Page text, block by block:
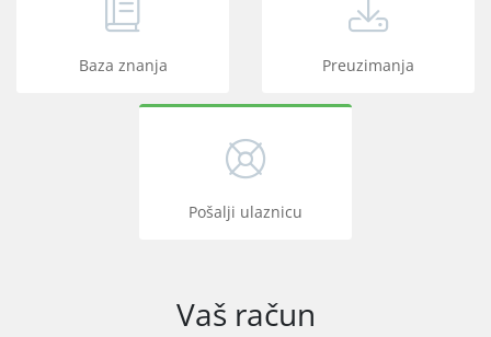
Baza znanja Preuzimanja
Pošalji ulaznicu
Vaš račun